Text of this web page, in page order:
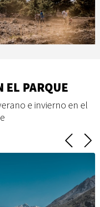
EL PARQUE
e invierno en el